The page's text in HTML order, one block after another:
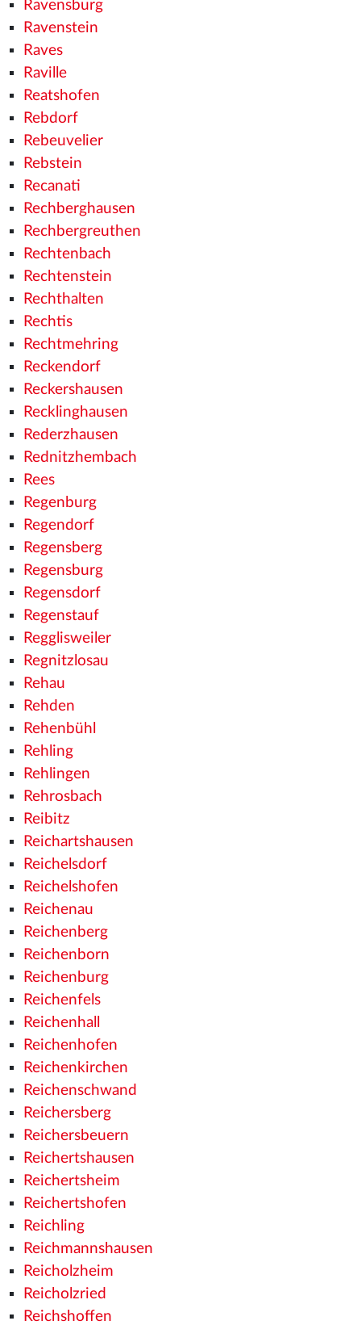
Ravensburg
Ravenstein
Raves
Raville
Reatshofen
Rebdorf
Rebeuvelier
Rebstein
Recanati
Rechberghausen
Rechbergreuthen
Rechtenbach
Rechtenstein
Rechthalten
Rechtis
Rechtmehring
Reckendorf
Reckershausen
Recklinghausen
Rederzhausen
Rednitzhembach
Rees
Regenburg
Regendorf
Regensberg
Regensburg
Regensdorf
Regenstauf
Regglisweiler
Regnitzlosau
Rehau
Rehden
Rehenbühl
Rehling
Rehlingen
Rehrosbach
Reibitz
Reichartshausen
Reichelsdorf
Reichelshofen
Reichenau
Reichenberg
Reichenborn
Reichenburg
Reichenfels
Reichenhall
Reichenhofen
Reichenkirchen
Reichenschwand
Reichersberg
Reichersbeuern
Reichertshausen
Reichertsheim
Reichertshofen
Reichling
Reichmannshausen
Reicholzheim
Reicholzried
Reichshoffen